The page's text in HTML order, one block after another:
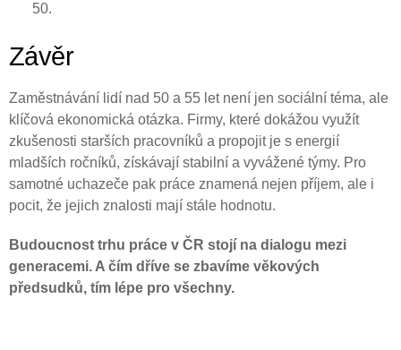
50.
Závěr
Zaměstnávání lidí nad 50 a 55 let není jen sociální téma, ale
klíčová ekonomická otázka. Firmy, které dokážou využít
zkušenosti starších pracovníků a propojit je s energií
mladších ročníků, získávají stabilní a vyvážené týmy. Pro
samotné uchazeče pak práce znamená nejen příjem, ale i
pocit, že jejich znalosti mají stále hodnotu.
Budoucnost trhu práce v ČR stojí na dialogu mezi
generacemi. A čím dříve se zbavíme věkových
předsudků, tím lépe pro všechny.